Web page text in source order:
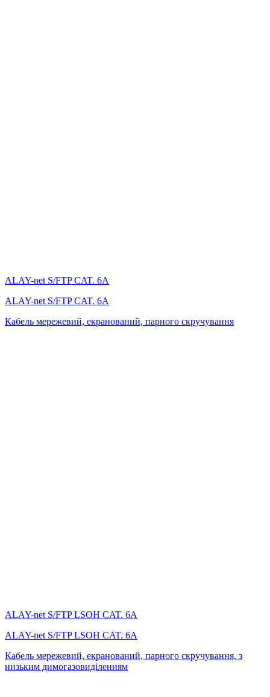
ALAY-net S/FTP CAT. 6А
ALAY-net S/FTP CAT. 6А
Кабель мережевий, екранований, парного скручування
ALAY-net S/FTP LSОH CAT. 6А
ALAY-net S/FTP LSОH CAT. 6А
Кабель мережевий, екранований, парного скручування, з
низьким димогазовиділенням